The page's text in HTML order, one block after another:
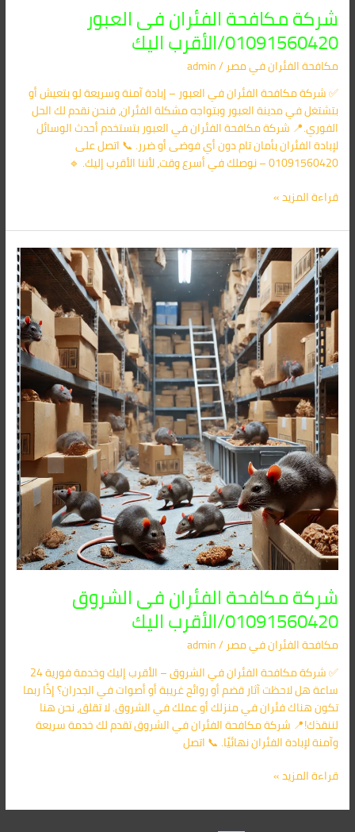
شركة مكافحة الفئران فى العبور
01091560420/الأقرب اليك
مكافحة الفئران​ في مصر/
admin
✅ شركة مكافحة الفئران في العبور – إبادة آمنة وسريعة لو بتعيش أو
بتشتغل في مدينة العبور وبتواجه مشكلة الفئران، فنحن نقدم لك الحل
الفوري.📍 شركة مكافحة الفئران في العبور بتستخدم أحدث الوسائل
لإبادة الفئران بأمان تام دون أي فوضى أو ضرر. 📞 اتصل على
01091560420 – نوصلك في أسرع وقت، لأننا الأقرب إليك. 🔹
قراءة المزيد »
شركة مكافحة الفئران فى الشروق
01091560420/الأقرب اليك
مكافحة الفئران​ في مصر/
admin
✅ شركة مكافحة الفئران في الشروق – الأقرب إليك وخدمة فورية 24
ساعة هل لاحظت آثار قضم أو روائح غريبة أو أصوات في الجدران؟ إذًا ربما
تكون هناك فئران في منزلك أو عملك في الشروق. لا تقلق، نحن هنا
لننقذك!📍 شركة مكافحة الفئران في الشروق تقدم لك خدمة سريعة
وآمنة لإبادة الفئران نهائيًا. 📞 اتصل
شركة
مكافحة
الفئران
فى
الشروق
01091560420/
الأقرب
اليك
قراءة المزيد »